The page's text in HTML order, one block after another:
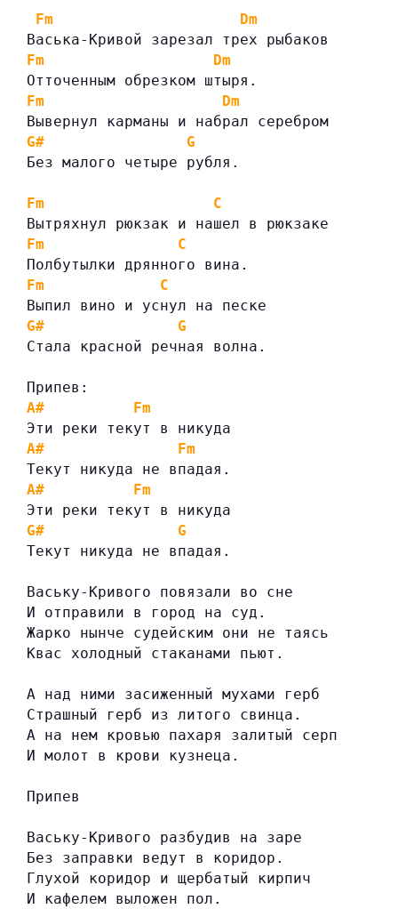
Fm
Dm
Васька-Кривой зарезал трех рыбаков
Fm
Dm
Отточенным обрезком штыря.
Fm
Dm
Вывернул карманы и набрал серебром
G#
G
Без малого четыре рубля.
Fm
C
Вытряхнул рюкзак и нашел в рюкзаке
Fm
C
Полбутылки дрянного вина.
Fm
C
Выпил вино и уснул на песке
G#
G
Стала красной речная волна.
Припев:
A#
Fm
Эти реки текут в никуда
A#
Fm
Текут никуда не впадая.
A#
Fm
Эти реки текут в никуда
G#
G
Текут никуда не впадая.
Ваську-Кривого повязали во сне
И отправили в город на суд.
Жарко нынче судейским они не таясь
Квас холодный стаканами пьют.
А над ними засиженный мухами герб
Страшный герб из литого свинца.
А на нем кровью пахаря залитый серп
И молот в крови кузнеца.
Припев
Ваську-Кривого разбудив на заре
Без заправки ведут в коридор.
Глухой коридор и щербатый кирпич
И кафелем выложен пол.